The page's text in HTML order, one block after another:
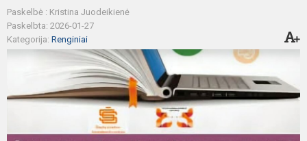
Paskelbė : Kristina Juodeikienė
Paskelbta: 2026-01-27
Kategorija: Renginiai